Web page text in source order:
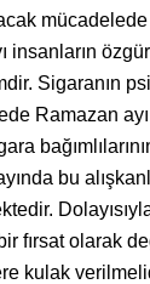
insanların
Sigaranın
Ramazan
bu
fırsat olarak
kulak